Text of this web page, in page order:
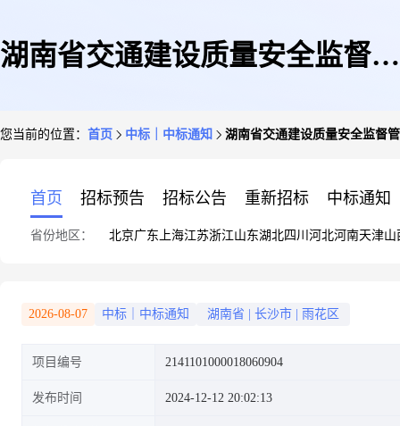
湖南省交通建设质量安全监督管
您当前的位置： 首页 中标｜中标通知 湖南省交通建设质量安全监督
首页 招标预告 招标公告 重新招标 中标通知
省份地区： 北京广东 上海江苏浙江山东湖北四川 河北河南天津山
2026-08-07 中标｜中标通知 湖南省 长沙市 雨花区
项目编号 2141101000018060904
发布时间 2024-12-12 20:02:13